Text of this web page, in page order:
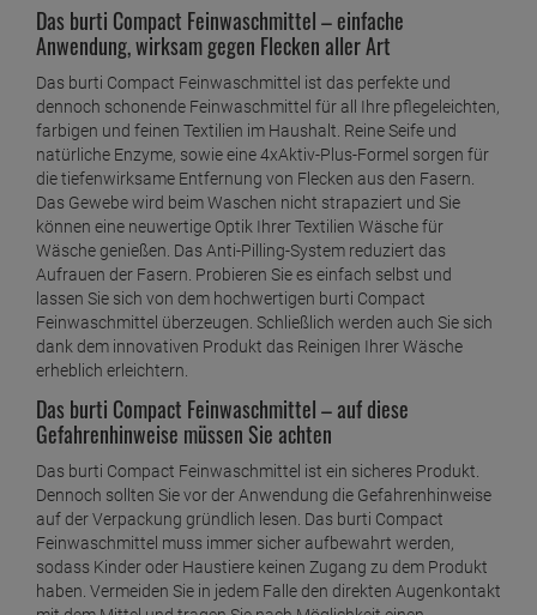
Das burti Compact Feinwaschmittel – einfache
Anwendung, wirksam gegen Flecken aller Art
Das burti Compact Feinwaschmittel ist das perfekte und
dennoch schonende Feinwaschmittel für all Ihre pflegeleichten,
farbigen und feinen Textilien im Haushalt. Reine Seife und
natürliche Enzyme, sowie eine 4xAktiv-Plus-Formel sorgen für
die tiefenwirksame Entfernung von Flecken aus den Fasern.
Das Gewebe wird beim Waschen nicht strapaziert und Sie
können eine neuwertige Optik Ihrer Textilien Wäsche für
Wäsche genießen. Das Anti-Pilling-System reduziert das
Aufrauen der Fasern. Probieren Sie es einfach selbst und
lassen Sie sich von dem hochwertigen burti Compact
Feinwaschmittel überzeugen. Schließlich werden auch Sie sich
dank dem innovativen Produkt das Reinigen Ihrer Wäsche
erheblich erleichtern.
Das burti Compact Feinwaschmittel – auf diese
Gefahrenhinweise müssen Sie achten
Das burti Compact Feinwaschmittel ist ein sicheres Produkt.
Dennoch sollten Sie vor der Anwendung die Gefahrenhinweise
auf der Verpackung gründlich lesen. Das burti Compact
Feinwaschmittel muss immer sicher aufbewahrt werden,
sodass Kinder oder Haustiere keinen Zugang zu dem Produkt
haben. Vermeiden Sie in jedem Falle den direkten Augenkontakt